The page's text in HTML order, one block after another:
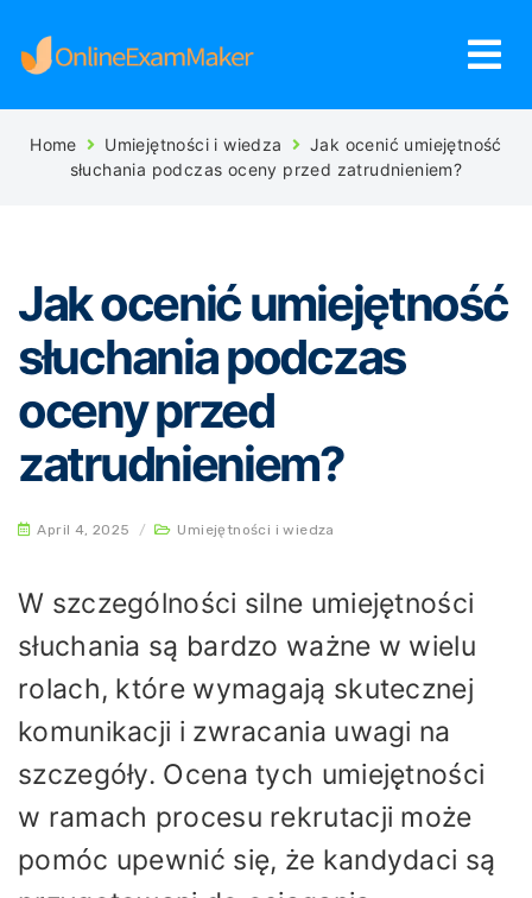
Home Umiejętności i wiedza
Jak ocenić umiejętność
słuchania podczas oceny przed zatrudnieniem?
Jak ocenić umiejętność
słuchania podczas
oceny przed
zatrudnieniem?
April 4, 2025 / Umiejętności i wiedza
W szczególności silne umiejętności
słuchania są bardzo ważne w wielu
rolach, które wymagają skutecznej
komunikacji i zwracania uwagi na
szczegóły. Ocena tych umiejętności
w ramach procesu rekrutacji może
pomóc upewnić się, że kandydaci są